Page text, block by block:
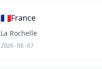
🇫🇷France
La Rochelle
2026-08-07